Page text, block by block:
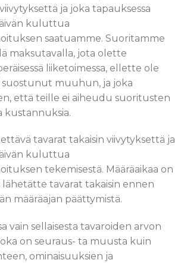
ja joka tapauksessa
kuluttua
saatuamme. Suoritamme
maksutavalla, jota olette
liiketoimessa, ellette ole
suostunut muuhun, ja joka
että teille ei aiheudu suoritusten
kustannuksia.
tavarat takaisin viivytyksettä ja
kuluttua
tekemisestä. Määräaikaa on
tavarat takaisin ennen
määräajan päättymistä.
vain sellaisesta tavaroiden arvon
on seuraus- ta muusta kuin
ominaisuuksien ja